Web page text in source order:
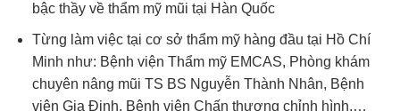
bậc thầy về thẩm mỹ mũi tại Hàn Quốc
Từng làm việc tại cơ sở thẩm mỹ hàng đầu tại Hồ Chí
Minh như: Bệnh viện Thẩm mỹ EMCAS, Phòng khám
chuyên nâng mũi TS BS Nguyễn Thành Nhân, Bệnh
viện Gia Định, Bệnh viện Chấn thương chỉnh hình,…